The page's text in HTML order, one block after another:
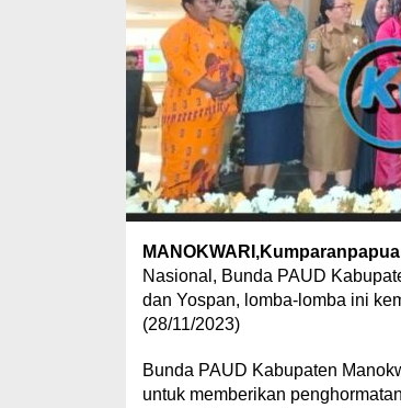
Nasional, Bunda PAUD
dan Yospan, lomba-lomba ini
(28/11/2023)
Bunda PAUD Kabupaten
untuk memberikan